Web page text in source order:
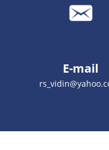
E-mail